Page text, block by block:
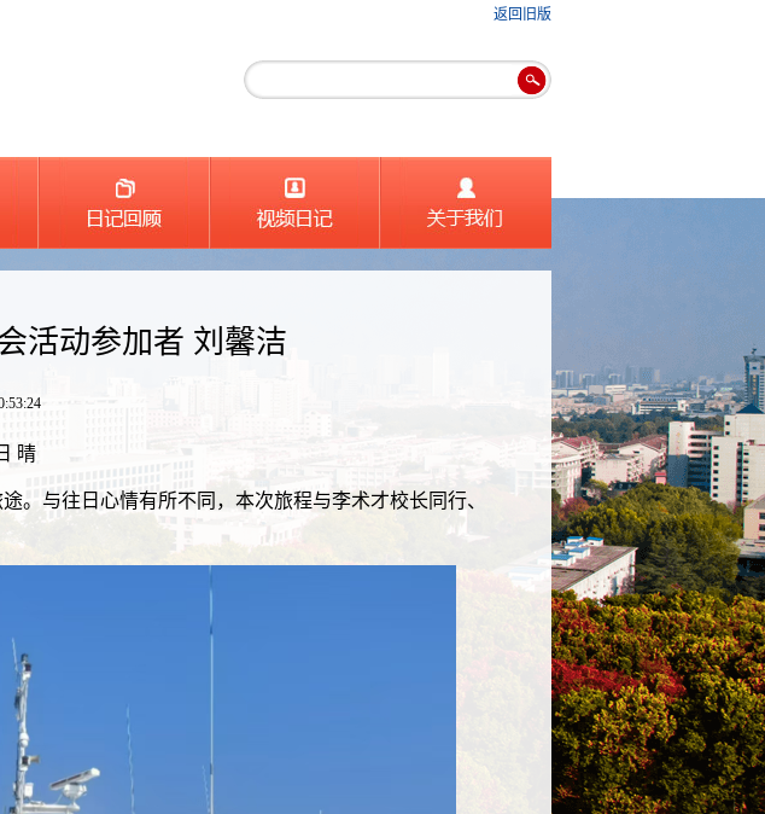
返回旧版
活动参加者 刘馨洁
晴
。与往日心情有所不同，本次旅程与李术才校长同行、